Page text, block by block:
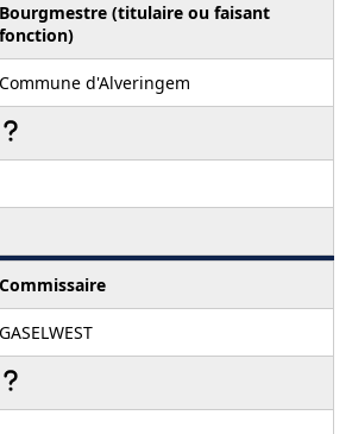
Bourgmestre (titulaire ou faisant
fonction)
Commune d'Alveringem
Commissaire
GASELWEST